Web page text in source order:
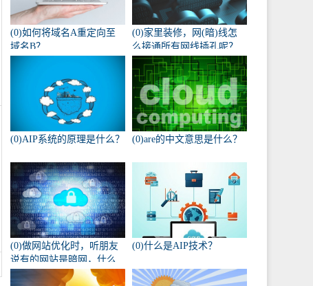
(0)如何将域名A重定向至
域名B？
(0)家里装修，网(暗)线怎
么接通所有网线插孔呢？
(0)AIP系统的原理是什么？ (0)are的中文意思是什么？
(0)做网站优化时，听朋友
说有的网站是暗网，什么
叫暗网啊？
(0)什么是AIP技术？